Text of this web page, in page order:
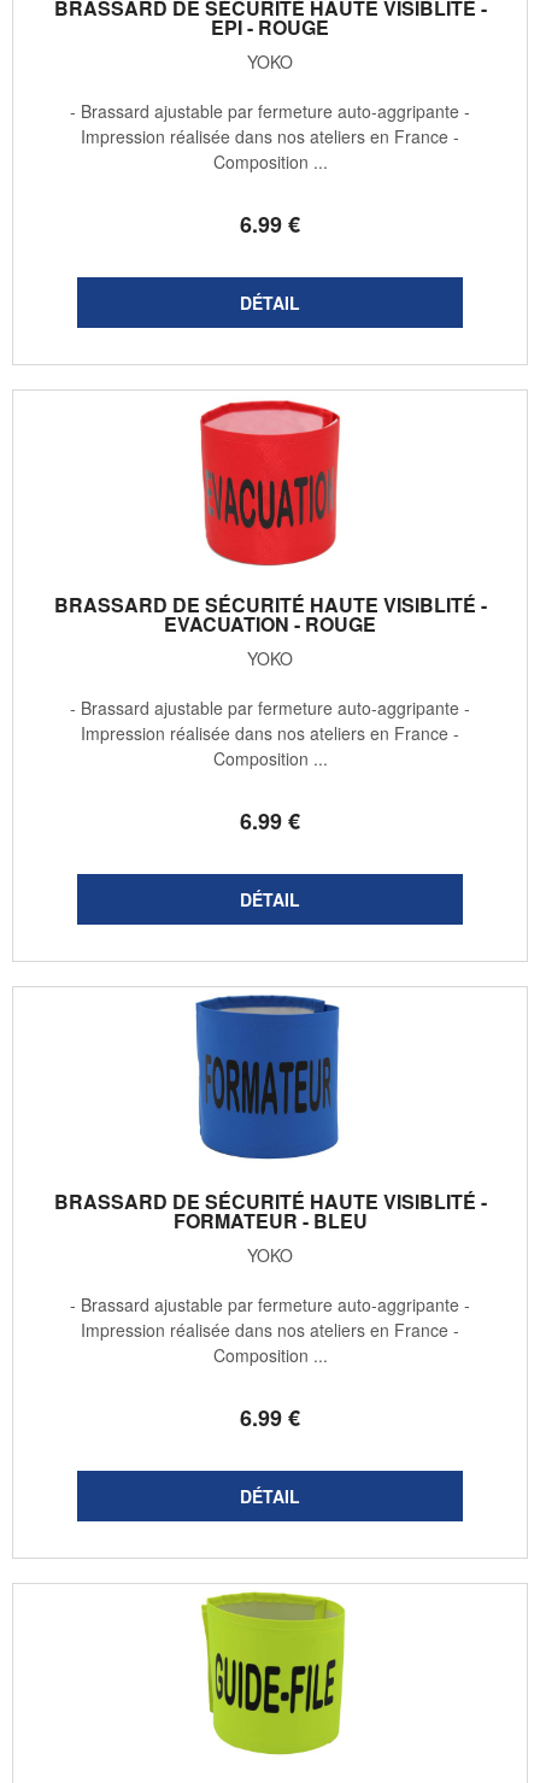
BRASSARD DE SÉCURITÉ HAUTE VISIBLITÉ -
EPI - ROUGE
YOKO
6.99€
- Brassard ajustable par fermeture auto-aggripante -
Impression réalisée dans nos ateliers en France -
Composition ...
BRASSARD DE SÉCURITÉ HAUTE VISIBLITÉ -
EVACUATION - ROUGE
YOKO
6.99€
- Brassard ajustable par fermeture auto-aggripante -
Impression réalisée dans nos ateliers en France -
Composition ...
BRASSARD DE SÉCURITÉ HAUTE VISIBLITÉ -
FORMATEUR - BLEU
YOKO
6.99€
- Brassard ajustable par fermeture auto-aggripante -
Impression réalisée dans nos ateliers en France -
Composition ...